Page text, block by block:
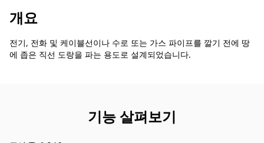
개요
전기, 전화 및 케이블선이나 수로 또는 가스 파이프를 깔기 전에 땅
에 좁은 직선 도랑을 파는 용도로 설계되었습니다.
기능 살펴보기